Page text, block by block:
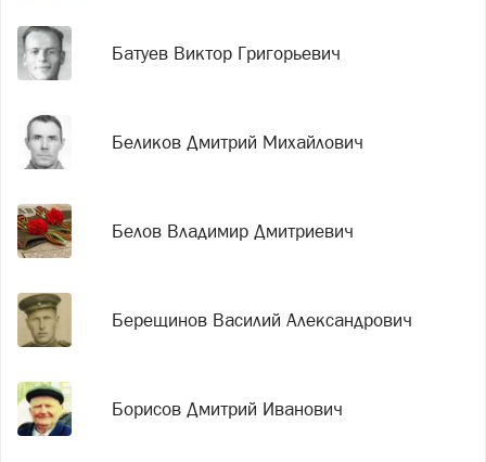
Батуев Виктор Григорьевич
Беликов Дмитрий Михайлович
Белов Владимир Дмитриевич
Берещинов Василий Александрович
Борисов Дмитрий Иванович